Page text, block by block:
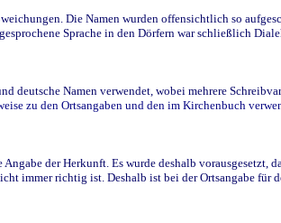
Die Namen wurden offensichtlich so
Sprache in den Dörfern war schließlich
deutsche Namen verwendet, wobei mehrere
zu den Ortsangaben und den im Kirchenbuch
der Herkunft. Es wurde deshalb
immer richtig ist. Deshalb ist bei der Ortsangabe